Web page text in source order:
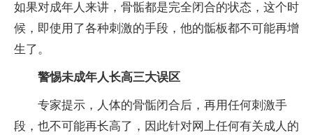
如果对成年人来讲，骨骺都是完全闭合的状态，这个时
候，即使用了各种刺激的手段，他的骺板都不可能再增
生了。
警惕未成年人长高三大误区
专家提示，人体的骨骺闭合后，再用任何刺激手
段，也不可能再长高了，因此针对网上任何有关成人的